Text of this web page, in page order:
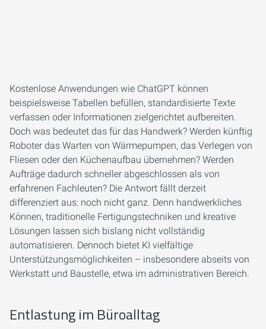
Kostenlose Anwendungen wie ChatGPT können
beispielsweise Tabellen befüllen, standardisierte Texte
verfassen oder Informationen zielgerichtet aufbereiten.
Doch was bedeutet das für das Handwerk? Werden künftig
Roboter das Warten von Wärmepumpen, das Verlegen von
Fliesen oder den Küchenaufbau übernehmen? Werden
Aufträge dadurch schneller abgeschlossen als von
erfahrenen Fachleuten? Die Antwort fällt derzeit
differenziert aus: noch nicht ganz. Denn handwerkliches
Können, traditionelle Fertigungstechniken und kreative
Lösungen lassen sich bislang nicht vollständig
automatisieren. Dennoch bietet KI vielfältige
Unterstützungsmöglichkeiten – insbesondere abseits von
Werkstatt und Baustelle, etwa im administrativen Bereich.
Entlastung im Büroalltag